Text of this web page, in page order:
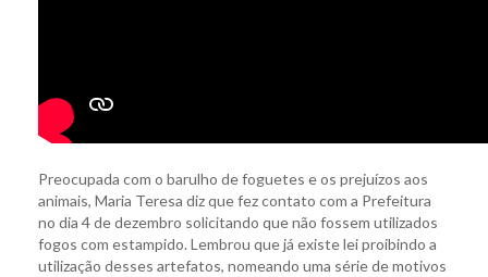
Preocupada com o barulho de foguetes e os prejuízos aos
animais, Maria Teresa diz que fez contato com a Prefeitura
no dia 4 de dezembro solicitando que não fossem utilizados
fogos com estampido. Lembrou que já existe lei proibindo a
utilização desses artefatos, nomeando uma série de motivos